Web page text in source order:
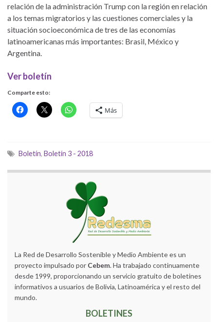
relación de la administración Trump con la región en relación
a los temas migratorios y las cuestiones comerciales y la
situación socioeconómica de tres de las economías
latinoamericanas más importantes: Brasil, México y
Argentina.
Ver boletín
Comparte esto:
Más
Boletín, Boletín 3 - 2018
La Red de Desarrollo Sostenible y Medio Ambiente es un
proyecto impulsado por Cebem. Ha trabajado continuamente
desde 1999, proporcionando un servicio gratuito de boletines
informativos a usuarios de Bolivia, Latinoamérica y el resto del
mundo.
BOLETINES